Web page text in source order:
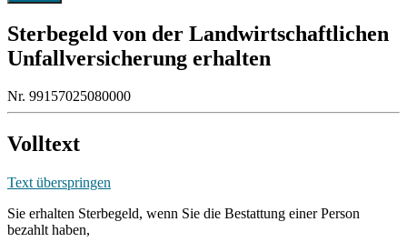
Sterbegeld von der Landwirtschaftlichen
Unfallversicherung erhalten
Nr. 99157025080000
Volltext
Text überspringen
Sie erhalten Sterbegeld, wenn Sie die Bestattung einer Person
bezahlt haben,